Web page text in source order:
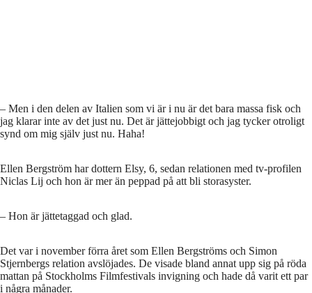
– Men i den delen av Italien som vi är i nu är det bara massa fisk och
jag klarar inte av det just nu. Det är jättejobbigt och jag tycker otroligt
synd om mig själv just nu. Haha!
Ellen Bergström har dottern Elsy, 6, sedan relationen med tv-profilen
Niclas Lij och hon är mer än peppad på att bli storasyster.
– Hon är jättetaggad och glad.
Det var i november förra året som Ellen Bergströms och Simon
Stjernbergs relation avslöjades. De visade bland annat upp sig på röda
mattan på Stockholms Filmfestivals invigning och hade då varit ett par
i några månader.